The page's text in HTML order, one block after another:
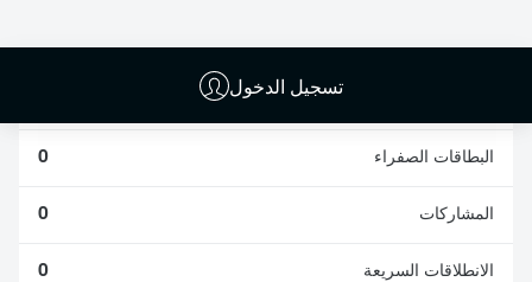
تسجيل الدخول
البطاقات الصفراء 0
المشاركات 0
الانطلاقات السريعة 0